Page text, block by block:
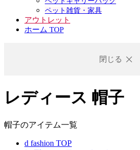
ペット雑貨・家具
アウトレット
ホーム TOP
閉じる
レディース 帽子
帽子のアイテム一覧
d fashion TOP